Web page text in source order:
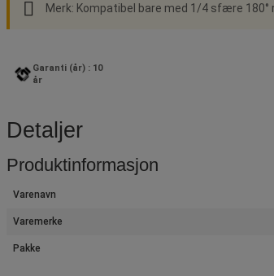
Merk: Kompatibel bare med 1/4 sfære
Garanti (år) : 10
år
Detaljer
Produktinformasjon
Varenavn
Varemerke
Pakke